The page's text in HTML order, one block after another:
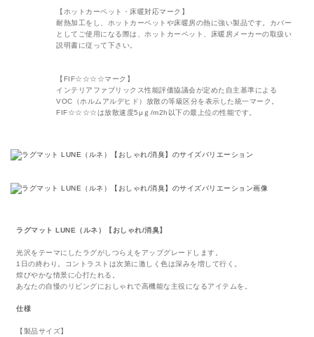
【ホットカーペット・床暖対応マーク】
耐熱加工をし、ホットカーペットや床暖房の熱に強い製品です。カバー
としてご使用になる際は、ホットカーペット、床暖房メーカーの取扱い
説明書に従って下さい。
【FIF☆☆☆☆マーク】
インテリアファブリックス性能評価協議会が定めた自主基準による
VOC（ホルムアルデヒド）放散の等級区分を表示した統一マーク。
FIF☆☆☆☆は放散速度5μｇ/m2h以下の最上位の性能です。
ラグマット LUNE（ルネ）【おしゃれ/消臭】
光沢をテーマにしたラグがしつらえをアップグレードします。
1日の終わり 。コントラストは次第に激しく色は深みを増して行く。
煌びやかな情景に心打たれる。
あなたの自慢のリビングにおしゃれで高機能な主役になるアイテムを。
仕様
【製品サイズ】